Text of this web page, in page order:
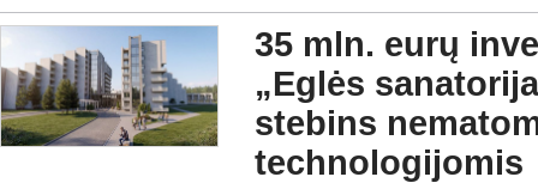
35 mln. eurų
„Eglės
stebins
technologijomis